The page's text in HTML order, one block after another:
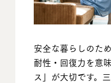
安全な暮らしのた
耐性・回復力を意
ス」が大切です。